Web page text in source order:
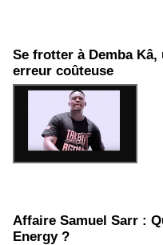
Se frotter à Demba
erreur coûteuse
Affaire Samuel Sarr :
Energy ?